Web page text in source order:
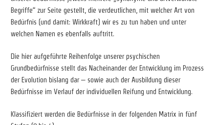
Begriffe“ zur Seite gestellt, die verdeutlichen, mit welcher Art von
Bedürfnis (und damit: Wirkkraft) wir es zu tun haben und unter
welchen Namen es ebenfalls auftritt.
Die hier aufgeführte Reihenfolge unserer psychischen
Grundbedürfnisse stellt das Nacheinander der Entwicklung im Prozess
der Evolution bislang dar – sowie auch der Ausbildung dieser
Bedürfnisse im Verlauf der individuellen Reifung und Entwicklung.
Klassifiziert werden die Bedürfnisse in der folgenden Matrix in fünf